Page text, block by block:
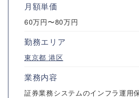
月額単価
60万円〜80万円
勤務エリア
東京都 港区
業務内容
証券業務システムのインフラ運用